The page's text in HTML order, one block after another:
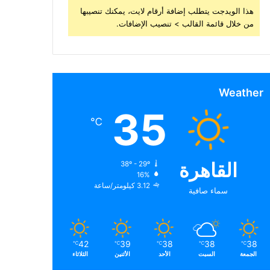
هذا الويدجت يتطلب إضافة أرقام لايت، يمكنك تنصيبها
من خلال قائمة القالب > تنصيب الإضافات.
Weather
القاهرة
سماء صافية
35
℃
38º - 29º
16%
3.12 كيلومتر/ساعة
38
℃
الجمعة
38
℃
السبت
38
℃
الأحد
39
℃
الأثنين
42
℃
الثلاثاء